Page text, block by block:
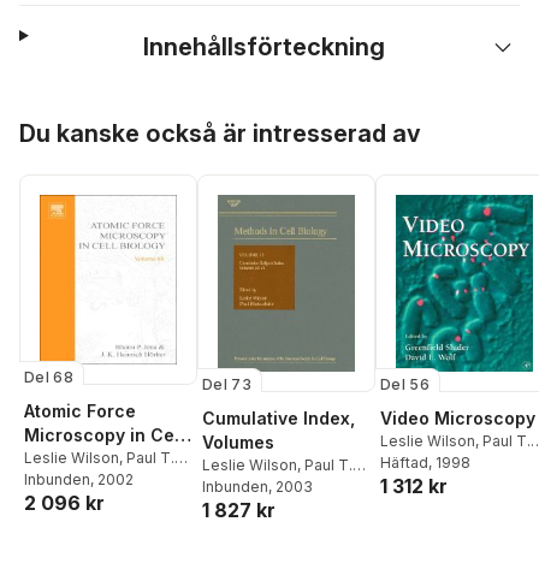
Innehållsförteckning
Du kanske också är intresserad av
Del 68
Atomic Force
Microscopy in Cell
Biology
Leslie Wilson, Paul T.
Matsudaira
Inbunden, 2002
2 096 kr
Del 73
Cumulative Index,
Volumes
Leslie Wilson, Paul T.
Matsudaira
Inbunden, 2003
1 827 kr
Del 56
Video Microscopy
Leslie Wilson, Paul T.
Matsudaira
Häftad, 1998
1 312 kr